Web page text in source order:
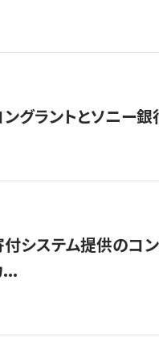
ングラントとソニー
システム提供のコ
...